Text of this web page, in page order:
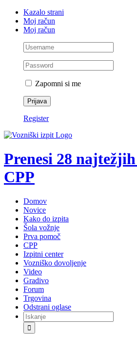
Skip
content
Facebook
YouTubeKazalo strani
Moj račun
Moj račun
Zapomni si me
Register
Prenesi 28
CPP
Domov
Novice
Kako do izpita
Šola vožnje
Prva pomoč
CPP
Izpitni center
Vozniško dovoljenje
Video
Gradivo
Forum
Trgovina
Odstrani oglase
Iskanje
za: